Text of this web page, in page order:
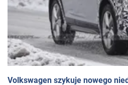
Volkswagen szykuje nowego